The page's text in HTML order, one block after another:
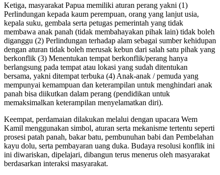
Ketiga, masyarakat Papua memiliki aturan perang yakni (1)
Perlindungan kepada kaum perempuan, orang yang lanjut usia,
kepala suku, gembala serta petugas pemerintah yang tidak
membawa anak panah (tidak membahayakan pihak lain) tidak boleh
diganggu (2) Perlindungan terhadap alam sebagai sumber kehidupan
dengan aturan tidak boleh merusak kebun dari salah satu pihak yang
berkonflik (3) Menentukan tempat berkonflik/perang hanya
berlangsung pada tempat atau lokasi yang sudah ditentukan
bersama, yakni ditempat terbuka (4) Anak-anak / pemuda yang
mempunyai kemampuan dan keterampilan untuk menghindari anak
panah bisa diikutkan dalam perang (pendidikan untuk
memaksimalkan keterampilan menyelamatkan diri).
Keempat, perdamaian dilakukan melalui dengan upacara Wem
Kamil menggunakan simbol, aturan serta mekanisme tertentu seperti
prosesi patah panah, bakar batu, pembunuhan babi dan Pembelahan
kayu dolu, serta pembayaran uang duka. Budaya resolusi konflik ini
ini diwariskan, dipelajari, dibangun terus menerus oleh masyarakat
berdasarkan interaksi masyarakat.